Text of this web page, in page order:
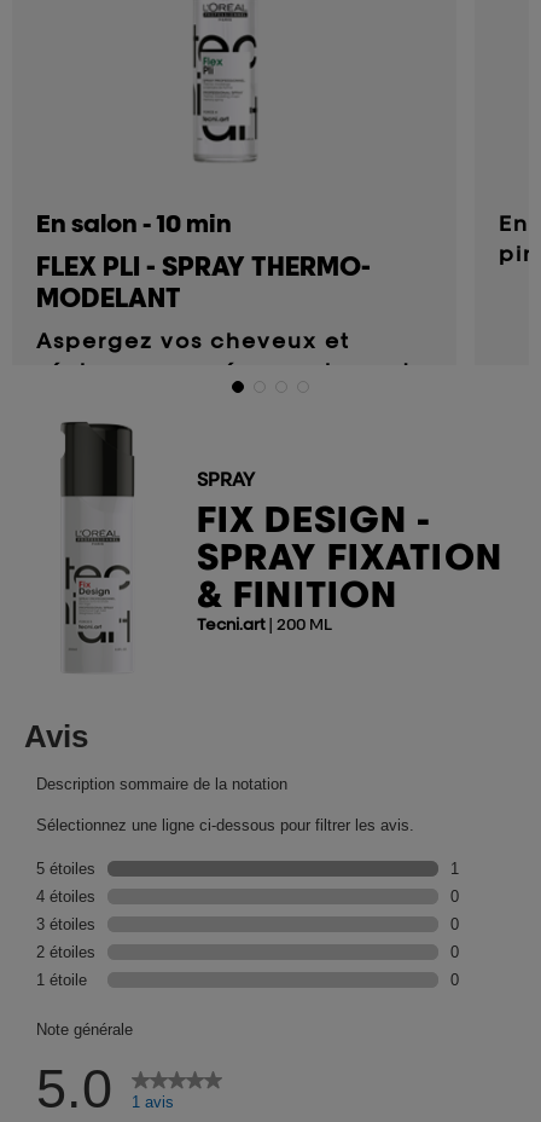
En salon - 10 min
FLEX PLI - SPRAY THERMO-
MODELANT
Aspergez vos cheveux et
séchez pour créer une base de
SPRAY
FIX DESIGN -
SPRAY FIXATION
& FINITION
Tecni.art| 200 ML